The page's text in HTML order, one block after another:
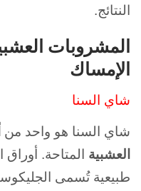
النتائج.
المشروبات
الإمساك
شاي السنا
شاي السنا هو واحد من
العشبية المتاحة.
طبيعية تُسمى